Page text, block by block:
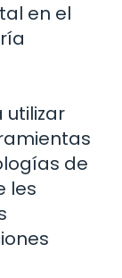
en el
utilizar
de
les